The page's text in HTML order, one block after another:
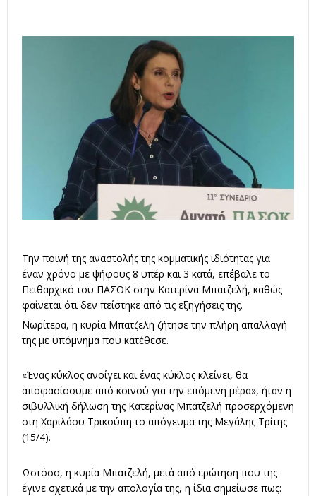
Την ποινή της αναστολής της κομματικής ιδιότητας για
έναν χρόνο με ψήφους 8 υπέρ και 3 κατά, επέβαλε το
Πειθαρχικό του ΠΑΣΟΚ στην Κατερίνα Μπατζελή, καθώς
φαίνεται ότι δεν πείστηκε από τις εξηγήσεις της.
Νωρίτερα, η κυρία Μπατζελή ζήτησε την πλήρη απαλλαγή
της με υπόμνημα που κατέθεσε.
«Ένας κύκλος ανοίγει και ένας κύκλος κλείνει, θα
αποφασίσουμε από κοινού για την επόμενη μέρα», ήταν η
σιβυλλική δήλωση της Κατερίνας Μπατζελή προσερχόμενη
στη Χαριλάου Τρικούπη το απόγευμα της Μεγάλης Τρίτης
(15/4).
Ωστόσο, η κυρία Μπατζελή, μετά από ερώτηση που της
έγινε σχετικά με την απολογία της, η ίδια σημείωσε πως: